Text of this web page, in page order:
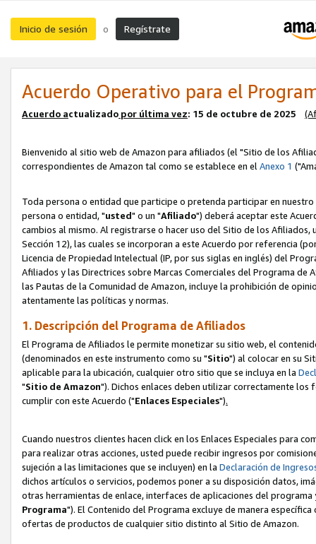
Inicio de sesión o Regístrate
Acuerdo Operativo para el
Acuerdo actualizado por última vez: 15 de octubre de 2025
Bienvenido al sitio web de Amazon para afiliados (el "Sitio de los
correspondientes de Amazon tal como se establece en elAnexo 1
Toda persona o entidad que participe o pretenda participar en
persona o entidad, "usted" o un "Afiliado") deberá aceptar este
cambios al mismo. Al registrarse o hacer uso del Sitio de los
Sección 12), las cuales se incorporan a este Acuerdo por referencia
Licencia de Propiedad Intelectual (IP, por sus siglas en inglés) del
Afiliados y las Directrices sobre Marcas Comerciales del Programa
las Pautas de la Comunidad de Amazon, incluye la prohibición de
atentamente las políticas y normas.
1. Descripción del Programa de Afiliados
El Programa de Afiliados le permite monetizar su sitio web, el
(denominados en este instrumento como su "Sitio") al colocar en su
aplicable para la ubicación, cualquier otro sitio que se incluya en la
"Sitio de Amazon"). Dichos enlaces deben utilizar correctamente los
cumplir con este Acuerdo ("Enlaces Especiales").
Cuando nuestros clientes hacen click en los Enlaces Especiales para
para realizar otras acciones, usted puede recibir ingresos por
sujeción a las limitaciones que se incluyen) en la Declaración de
dichos artículos o servicios, podemos poner a su disposición datos,
otras herramientas de enlace, interfaces de aplicaciones del
Programa"). El Contenido del Programa excluye de manera
ofertas de productos de cualquier sitio distinto al Sitio de Amazon.